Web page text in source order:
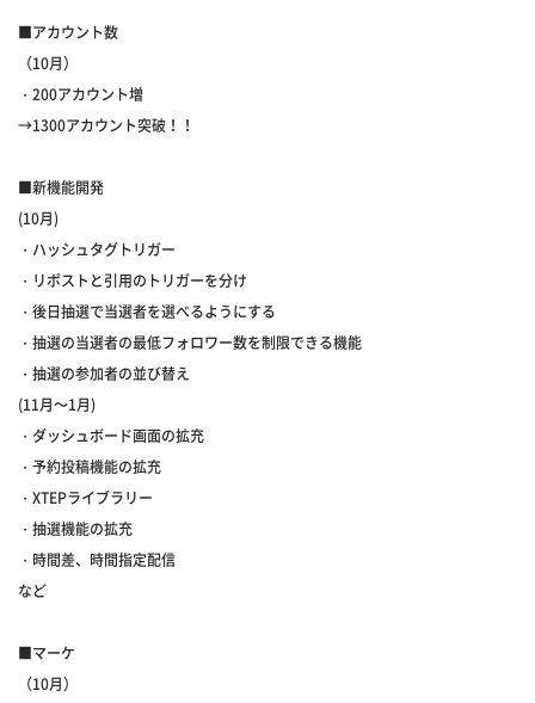
■アカウント数
（10月）
・200アカウント増
→1300アカウント突破！！
■新機能開発
(10月)
・ハッシュタグトリガー
・リポストと引用のトリガーを分け
・後日抽選で当選者を選べるようにする
・抽選の当選者の最低フォロワー数を制限できる機能
・抽選の参加者の並び替え
(11月～1月)
・ダッシュボード画面の拡充
・予約投稿機能の拡充
・XTEPライブラリー
・抽選機能の拡充
・時間差、時間指定配信
など
■マーケ
（10月）